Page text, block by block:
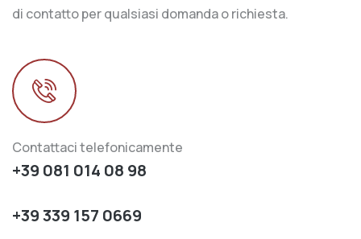
di contatto per qualsiasi domanda o richiesta.
Contattaci telefonicamente
+39 081 014 08 98
+39 339 157 0669